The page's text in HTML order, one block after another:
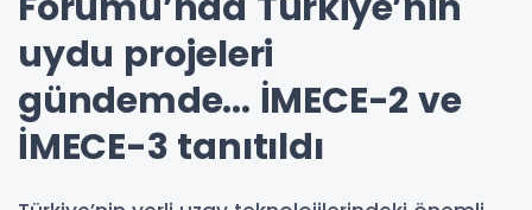
uydu projeleri
gündemde... İMECE-2 ve
İMECE-3 tanıtıldı